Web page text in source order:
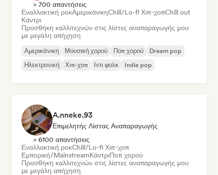
> 700 απαντήσεις
Εναλλακτική ροκΑμερικάνικηChill/Lo-fi Χιπ-χοπChill out
Κάντρι
Προσθήκη καλλιτεχνών στις λίστες αναπαραγωγής μου
με μεγάλη απήχηση
Αμερικάνικη Μουσική χορού Ποπ χορού
Dream pop
Ηλεκτρονική
Χιπ-χοπ Ιντι φολκ Indie pop
A.nneke.93
Επιμελητής Λίστας Αναπαραγωγής
> 6100 απαντήσεις
Εναλλακτική ροκChill/Lo-fi Χιπ-χοπ
Εμπορική/MainstreamΚάντριΠοπ χορού
Προσθήκη καλλιτεχνών στις λίστες αναπαραγωγής μου
με μεγάλη απήχηση